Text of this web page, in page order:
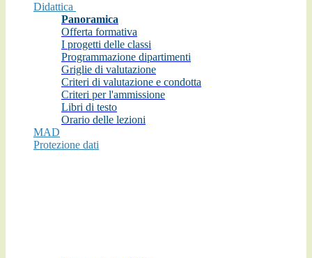
Didattica
Panoramica
Offerta formativa
I progetti delle classi
Programmazione dipartimenti
Griglie di valutazione
Criteri di valutazione e condotta
Criteri per l'ammissione
Libri di testo
Orario delle lezioni
MAD
Protezione dati